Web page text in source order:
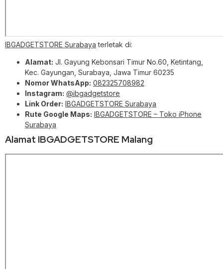
IBGADGETSTORE Surabaya terletak di:
Alamat: Jl. Gayung Kebonsari Timur No.60, Ketintang,
Kec. Gayungan, Surabaya, Jawa Timur 60235
Nomor WhatsApp: 082325708982
Instagram: @ibgadgetstore
Link Order: IBGADGETSTORE Surabaya
Rute Google Maps: IBGADGETSTORE – Toko iPhone
Surabaya
Alamat IBGADGETSTORE Malang